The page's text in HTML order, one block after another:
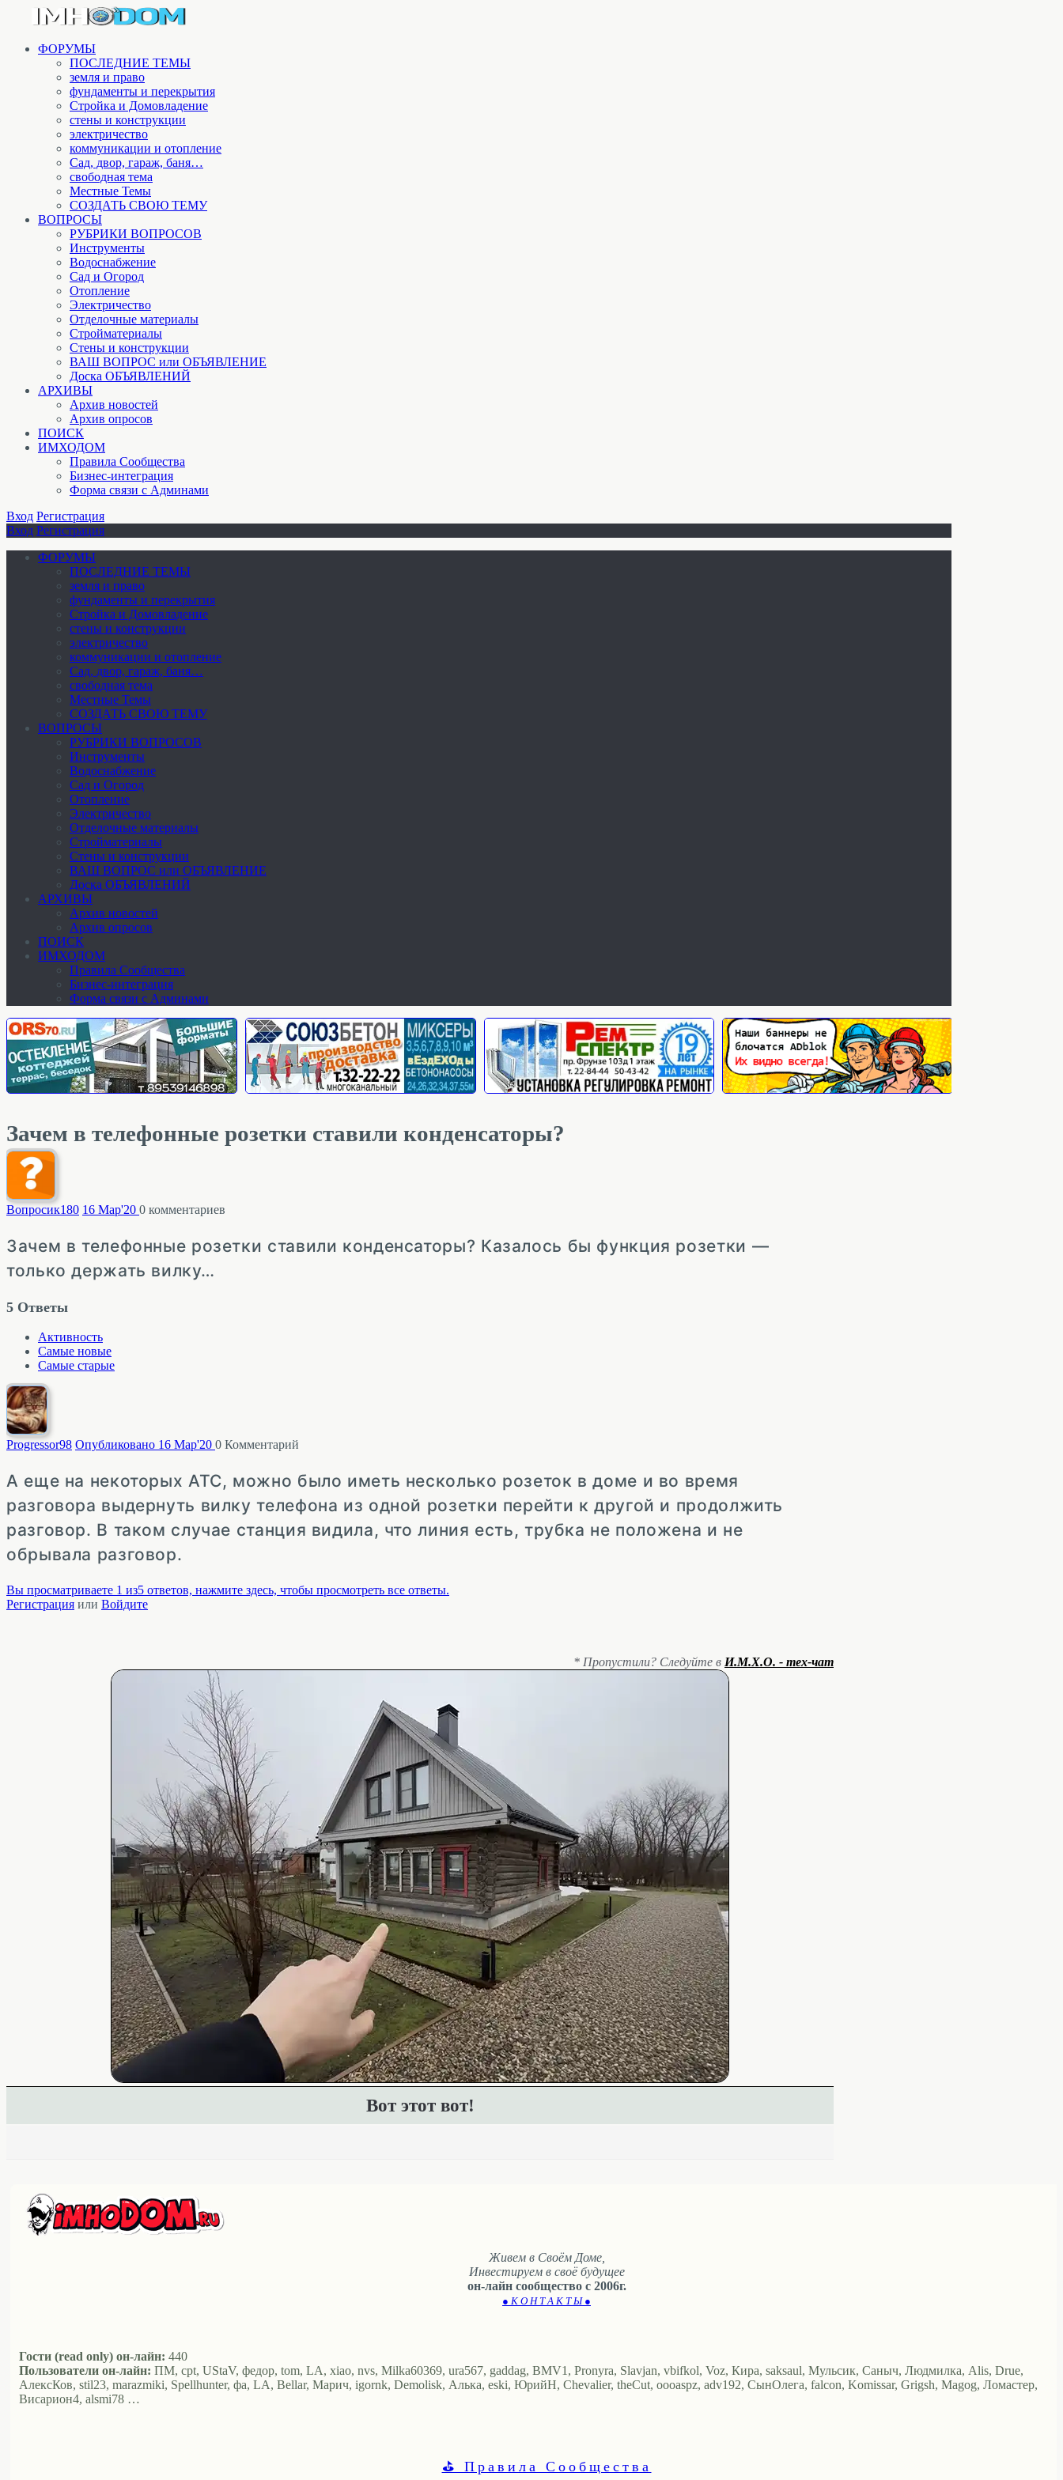
ФОРУМЫ
ПОСЛЕДНИЕ ТЕМЫ
земля и право
фундаменты и перекрытия
Стройка и Домовладение
стены и конструкции
электричество
коммуникации и отопление
Cад, двор, гараж, баня…
свободная тема
Местные Темы
СОЗДАТЬ СВОЮ ТЕМУ
ВОПРОСЫ
РУБРИКИ ВОПРОСОВ
Инструменты
Водоснабжение
Сад и Огород
Отопление
Электричество
Отделочные материалы
Стройматериалы
Стены и конструкции
ВАШ ВОПРОС или ОБЪЯВЛЕНИЕ
Доска ОБЪЯВЛЕНИЙ
АРХИВЫ
Архив новостей
Архив опросов
ПОИСК
ИМХОДОМ
Правила Сообщества
Бизнес-интеграция
Форма связи с Админами
Вход Регистрация
Вход Регистрация
ФОРУМЫ
ПОСЛЕДНИЕ ТЕМЫ
земля и право
фундаменты и перекрытия
Стройка и Домовладение
стены и конструкции
электричество
коммуникации и отопление
Cад, двор, гараж, баня…
свободная тема
Местные Темы
СОЗДАТЬ СВОЮ ТЕМУ
ВОПРОСЫ
РУБРИКИ ВОПРОСОВ
Инструменты
Водоснабжение
Сад и Огород
Отопление
Электричество
Отделочные материалы
Стройматериалы
Стены и конструкции
ВАШ ВОПРОС или ОБЪЯВЛЕНИЕ
Доска ОБЪЯВЛЕНИЙ
АРХИВЫ
Архив новостей
Архив опросов
ПОИСК
ИМХОДОМ
Правила Сообщества
Бизнес-интеграция
Форма связи с Админами
Зачем в телефонные розетки ставили конденсаторы?
Вопросик180 16 Мар'20 0 комментариев
Зачем в телефонные розетки ставили конденсаторы? Казалось бы функция розетки —
только держать вилку…
5 Ответы
Активность
Самые новые
Самые старые
Progressor98 Опубликовано 16 Мар'20 0 Комментарий
А еще на некоторых АТС, можно было иметь несколько розеток в доме и во время
разговора выдернуть вилку телефона из одной розетки перейти к другой и продолжить
разговор. В таком случае станция видила, что линия есть, трубка не положена и не
обрывала разговор.
Вы просматриваете 1 из5 ответов, нажмите здесь, чтобы просмотреть все ответы.
Регистрация или Войдите
* Пропустили? Следуйте в И.М.Х.О. - тех-чат
Вот этот вот!
Живем в Своём Доме,
Инвестируем в своё будущее
он-лайн сообщество с 2006г.
● К О Н Т А К Т Ы ●
Гости (read only) он-лайн: 440
Пользователи он-лайн: ПМ, cpt, UStaV, федор, tom, LA, xiao, nvs, Milka60369, ura567, gaddag, BMV1, Pronyra, Slavjan, vbifkol, Voz, Кира, saksaul, Мульсик, Саныч, Людмилка, Alis, Drue,
АлексКов, stil23, marazmiki, Spellhunter, фа, LA, Bellar, Марич, igornk, Demolisk, Алька, eski, ЮрийН, Chevalier, theCut, oooaspz, adv192, СынОлега, falcon, Komissar, Grigsh, Magog, Ломастер,
Висариoн4, alsmi78 …
⛳ Правила Сообщества